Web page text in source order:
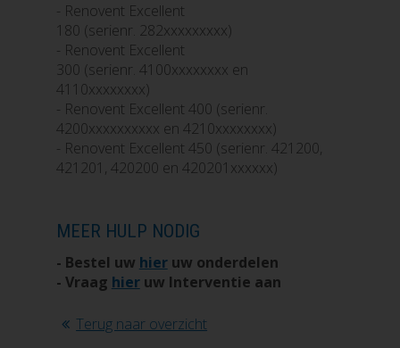
- Renovent Excellent
180 (serienr. 282xxxxxxxxx)
- Renovent Excellent
300 (serienr. 4100xxxxxxxx en
4110xxxxxxxx)
- Renovent Excellent 400 (serienr.
4200xxxxxxxxxx en 4210xxxxxxxx)
- Renovent Excellent 450 (serienr. 421200,
421201, 420200 en 420201xxxxxx)
MEER HULP NODIG
- Bestel uw hieruw onderdelen
- Vraag hieruw Interventie aan
Terug naar overzicht